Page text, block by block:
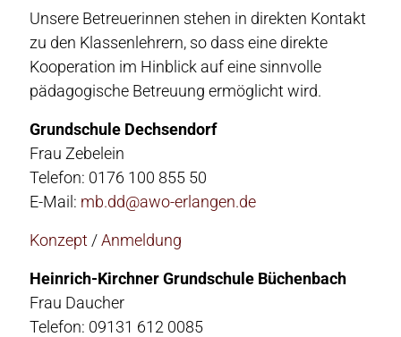
Unsere Betreuerinnen stehen in direkten Kontakt
zu den Klassenlehrern, so dass eine direkte
Kooperation im Hinblick auf eine sinnvolle
pädagogische Betreuung ermöglicht wird.
Grundschule Dechsendorf
Frau Zebelein
Telefon: 0176 100 855 50
E-Mail: mb.dd@awo-erlangen.de
Konzept /Anmeldung
Heinrich-Kirchner Grundschule Büchenbach
Frau Daucher
Telefon: 09131 612 0085